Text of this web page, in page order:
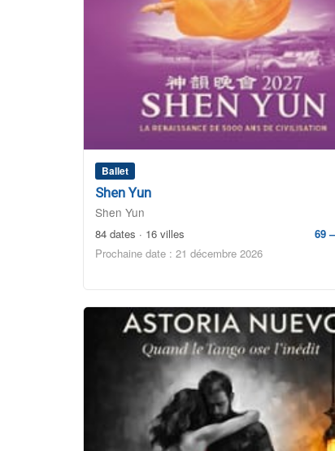
Ballet
Shen Yun
Shen Yun
84 dates · 16 villes
69
Prochaine date : 21 décembre 2026